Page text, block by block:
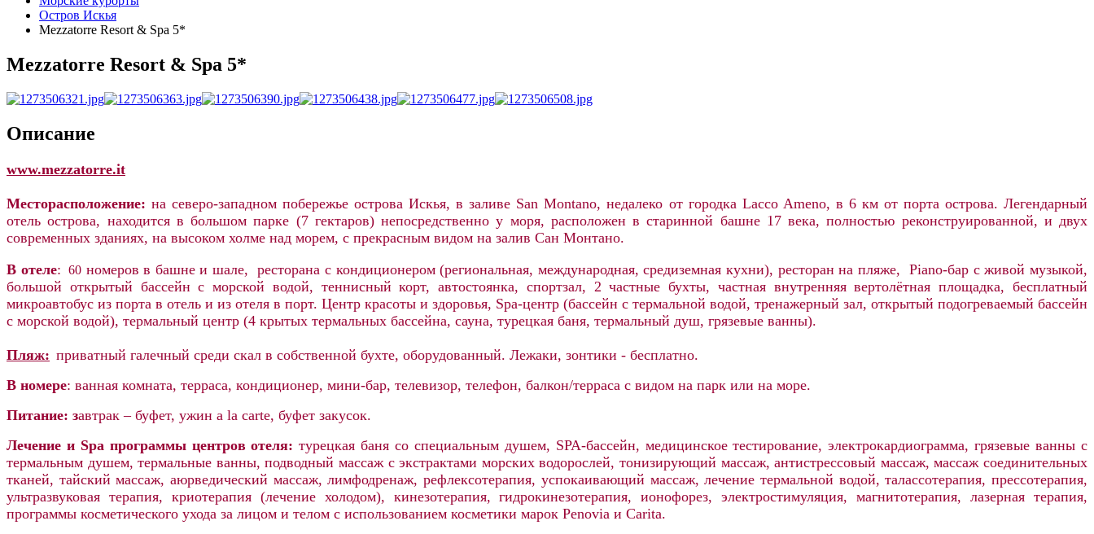
Остров Искья
Mezzatorre Resort & Spa 5*
Mezzatorre Resort & Spa 5*
Описание
www.mezzatorre.it
Месторасположение: на северо-западном побережье острова Искья, в заливе San Montano, недалеко от городка Lacco Ameno, в 6 км от порта острова. Легендарный
отель острова, находится в большом парке (7 гектаров) непосредственно у моря, расположен в старинной башне 17 века, полностью реконструированной, и двух
современных зданиях, на высоком холме над морем, с прекрасным видом на залив Сан Монтано.
В отеле: 60номеров в башне и шале, ресторана с кондиционером (региональная, международная, средиземная кухни), ресторан на пляже, Piano-бар с живой музыкой,
большой открытый бассейн с морской водой, теннисный корт, автостоянка, спортзал, 2 частные бухты, частная внутренняя вертолётная площадка, бесплатный
микроавтобус из порта в отель и из отеля в порт. Центр красоты и здоровья, Spa-центр (бассейн с термальной водой, тренажерный зал, открытый подогреваемый бассейн
с морской водой), термальный центр (4 крытых термальных бассейна, сауна, турецкая баня, термальный душ, грязевые ванны).
Пляж: приватный галечный среди скал в собственной бухте, оборудованный. Лежаки, зонтики - бесплатно.
В номере: ванная комната, терраса, кондиционер, мини-бар, телевизор, телефон, балкон/терраса с видом на парк или на море.
Питание: завтрак – буфет, ужин a la carte, буфет закусок.
Лечение и Spa программы центров отеля: турецкая баня со специальным душем, SPA-бассейн, медицинское тестирование, электрокардиограмма, грязевые ванны с
термальным душем, термальные ванны, подводный массаж с экстрактами морских водорослей, тонизирующий массаж, антистрессовый массаж, массаж соединительных
тканей, тайский массаж, аюрведический массаж, лимфодренаж, рефлексотерапия, успокаивающий массаж, лечение термальной водой, талассотерапия, прессотерапия,
ультразвуковая терапия, криотерапия (лечение холодом), кинезотерапия, гидрокинезотерапия, ионофорез, электростимуляция, магнитотерапия, лазерная терапия,
программы косметического ухода за лицом и телом с использованием косметики марок Penovia и Carita.